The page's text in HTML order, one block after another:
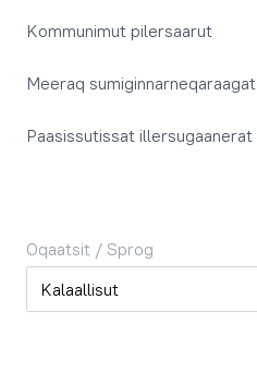
Kommunimut pilersaarut
Meeraq sumiginnarneqaraagat
Paasissutissat illersugaanerat
Oqaatsit / Sprog
Oqaatsit / Sprog